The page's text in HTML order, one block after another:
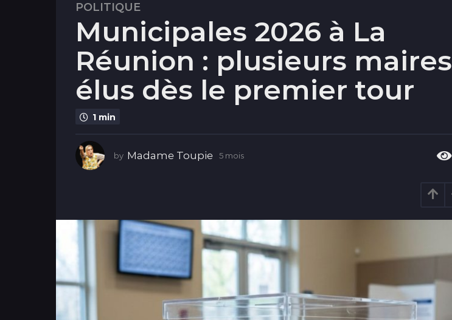
5
m
m
POLITIQUE
Municipales 2026 à La
Réunion : plusieurs maires
élus dès le premier tour
1 min
by Madame Toupie 5 mois